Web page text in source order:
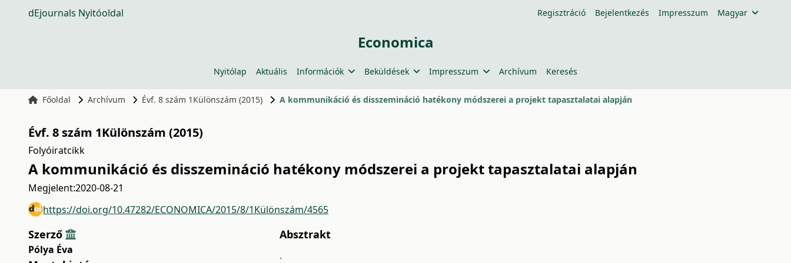
dEjournals Nyitóoldal Regisztráció Bejelentkezés Impresszum Magyar
Economica
Nyitólap Aktuális Információk Beküldések Impresszum Archívum Keresés
Főoldal Archívum Évf. 8 szám 1Különszám (2015) A kommunikáció és disszemináció hatékony módszerei a projekt tapasztalatai alapján
Évf. 8 szám 1Különszám (2015)
Folyóiratcikk
A kommunikáció és disszemináció hatékony módszerei a projekt tapasztalatai alapján
Megjelent:2020-08-21
https://doi.org/10.47282/ECONOMICA/2015/8/1Különszám/4565
Szerző
Pólya Éva
Absztrakt
.